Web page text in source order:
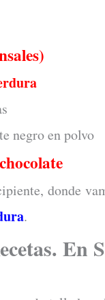
negro en polvo
donde
.
En